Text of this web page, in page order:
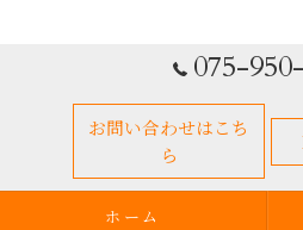
075-
お問い合わせはこち
ら
ホーム